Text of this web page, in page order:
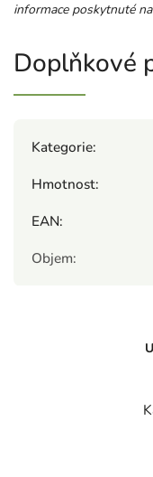
informace poskytnuté
Doplňkové
Kategorie:
Hmotnost:
EAN:
Objem: